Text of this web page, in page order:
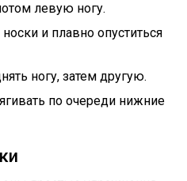
левую ногу.
и плавно опуститься
ногу, затем другую.
по очереди нижние